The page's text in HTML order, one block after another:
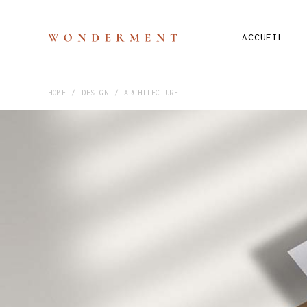
ACCUEIL
HOME DESIGN ARCHITECTURE